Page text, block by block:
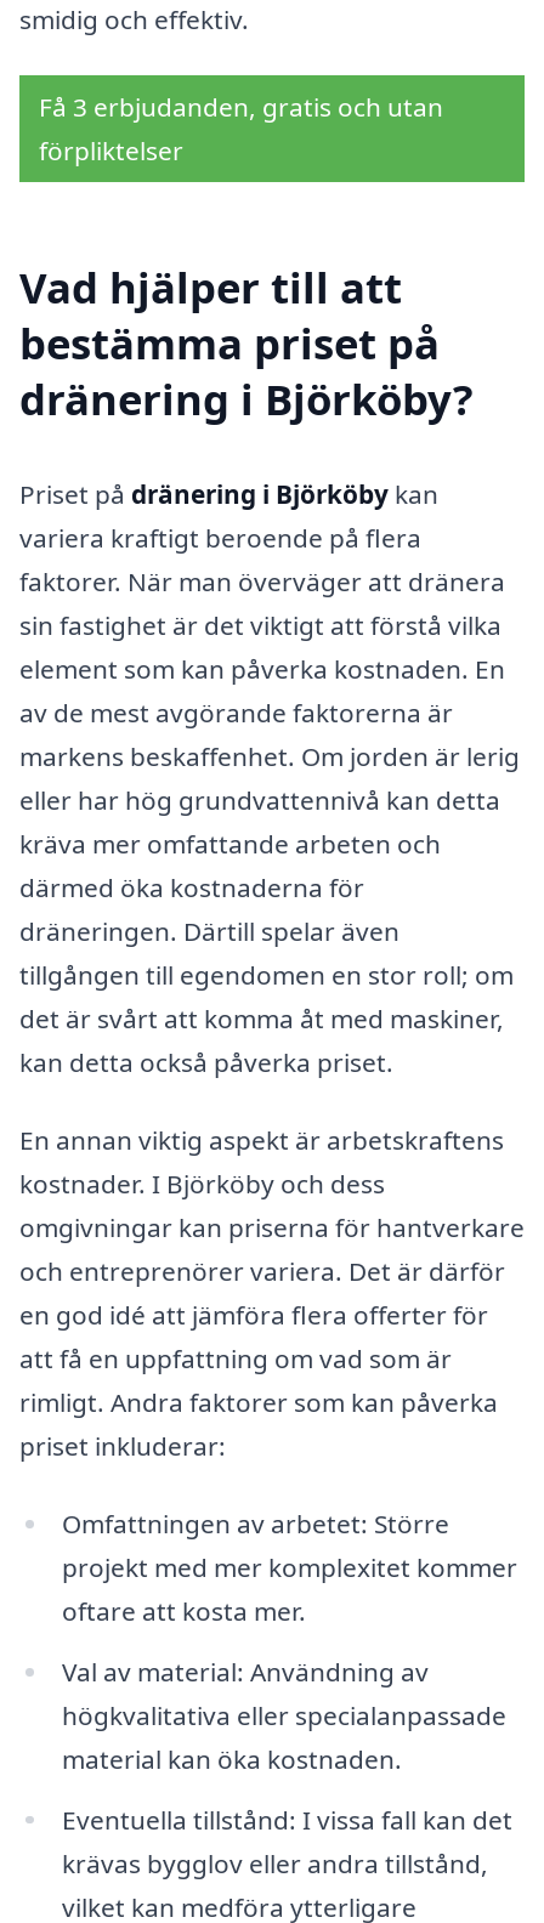
smidig och effektiv.
Få 3 erbjudanden, gratis och utan
förpliktelser
Vad hjälper till att
bestämma priset på
dränering i Björköby?
Priset på dränering i Björköby kan
variera kraftigt beroende på flera
faktorer. När man överväger att dränera
sin fastighet är det viktigt att förstå vilka
element som kan påverka kostnaden. En
av de mest avgörande faktorerna är
markens beskaffenhet. Om jorden är lerig
eller har hög grundvattennivå kan detta
kräva mer omfattande arbeten och
därmed öka kostnaderna för
dräneringen. Därtill spelar även
tillgången till egendomen en stor roll; om
det är svårt att komma åt med maskiner,
kan detta också påverka priset.
En annan viktig aspekt är arbetskraftens
kostnader. I Björköby och dess
omgivningar kan priserna för hantverkare
och entreprenörer variera. Det är därför
en god idé att jämföra flera offerter för
att få en uppfattning om vad som är
rimligt. Andra faktorer som kan påverka
priset inkluderar:
Omfattningen av arbetet: Större
projekt med mer komplexitet kommer
oftare att kosta mer.
Val av material: Användning av
högkvalitativa eller specialanpassade
material kan öka kostnaden.
Eventuella tillstånd: I vissa fall kan det
krävas bygglov eller andra tillstånd,
vilket kan medföra ytterligare